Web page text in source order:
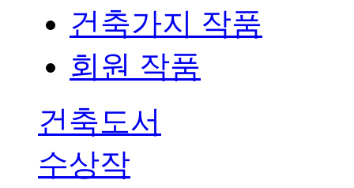
건축가지 작품
회원 작품
건축도서
수상작